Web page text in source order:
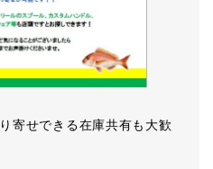
寄せできる在庫共有も大歓